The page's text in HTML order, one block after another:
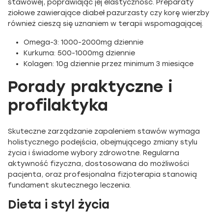
stawowej, poprawiając jej elastyczność. Preparaty
ziołowe zawierające diabeł pazurzasty czy korę wierzby
również cieszą się uznaniem w terapii wspomagającej.
Omega-3: 1000-2000mg dziennie
Kurkuma: 500-1000mg dziennie
Kolagen: 10g dziennie przez minimum 3 miesiące
Porady praktyczne i
profilaktyka
Skuteczne zarządzanie zapaleniem stawów wymaga
holistycznego podejścia, obejmującego zmiany stylu
życia i świadome wybory zdrowotne. Regularna
aktywność fizyczna, dostosowana do możliwości
pacjenta, oraz profesjonalna fizjoterapia stanowią
fundament skutecznego leczenia.
Dieta i styl życia